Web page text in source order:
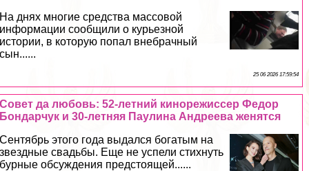
На днях многие средства массовой
информации сообщили о курьезной
истории, в которую попал внебрачный
сын......
25 06 2026 17:59:54
Совет да любовь: 52-летний кинорежиссер Федор
Бондарчук и 30-летняя Паулина Андреева женятся
Сентябрь этого года выдался богатым на
звездные свадьбы. Еще не успели стихнуть
бурные обсуждения предстоящей......